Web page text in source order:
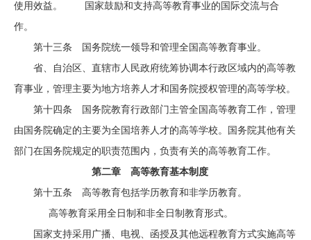
使用效益。 国家鼓励和支持高等教育事业的国际交流与合
作。
第十三条 国务院统一领导和管理全国高等教育事业。
省、自治区、直辖市人民政府统筹协调本行政区域内的高等教
育事业，管理主要为地方培养人才和国务院授权管理的高等学校。
第十四条 国务院教育行政部门主管全国高等教育工作，管理
由国务院确定的主要为全国培养人才的高等学校。国务院其他有关
部门在国务院规定的职责范围内，负责有关的高等教育工作。
第二章 高等教育基本制度
第十五条 高等教育包括学历教育和非学历教育。
高等教育采用全日制和非全日制教育形式。
国家支持采用广播、电视、函授及其他远程教育方式实施高等